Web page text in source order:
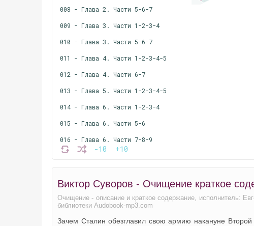
-10 +10
008 - Глава 2. Части 5-6-7
009 - Глава 3. Части 1-2-3-4
010 - Глава 3. Части 5-6-7
011 - Глава 4. Части 1-2-3-4-5
012 - Глава 4. Части 6-7
013 - Глава 5. Части 1-2-3-4-5
014 - Глава 6. Части 1-2-3-4
015 - Глава 6. Части 5-6
016 - Глава 6. Части 7-8-9
017 - Глава 7. Части 1-2
019 - Глава 8. Части 1-2-3
020 - Глава 8. Части 4-5-6-7
021 - Глава 9. Части 1-2-3-4-5-6
Виктор Суворов - Очищение краткое
Очищение - описание и краткое содержание, исполнитель:
библиотеки Audobook-mp3.com
Зачем Сталин обезглавил свою армию накануне